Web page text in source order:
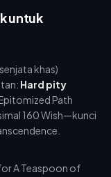
untuk
khas)
Hard pity
Epitomized Path
160 Wish—kunci